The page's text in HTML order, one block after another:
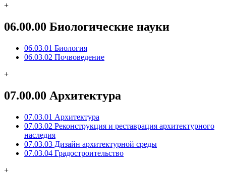
+
06.00.00 Биологические науки
06.03.01 Биология
06.03.02 Почвоведение
+
07.00.00 Архитектура
07.03.01 Архитектура
07.03.02 Реконструкция и реставрация архитектурного
наследия
07.03.03 Дизайн архитектурной среды
07.03.04 Градостроительство
+